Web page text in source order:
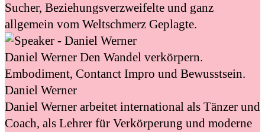
Sucher, Beziehungsverzweifelte und ganz
allgemein vom Weltschmerz Geplagte.
Daniel Werner Den Wandel verkörpern.
Embodiment, Contanct Impro und Bewusstsein.
Daniel Werner
Daniel Werner arbeitet international als Tänzer und
Coach, als Lehrer für Verkörperung und moderne